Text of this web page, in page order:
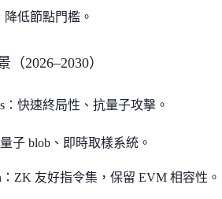
低節點門檻。
（2026–2030）
：快速終局性、抗量子攻擊。
子 blob、即時取樣系統。
：ZK 友好指令集，保留 EVM 相容性。